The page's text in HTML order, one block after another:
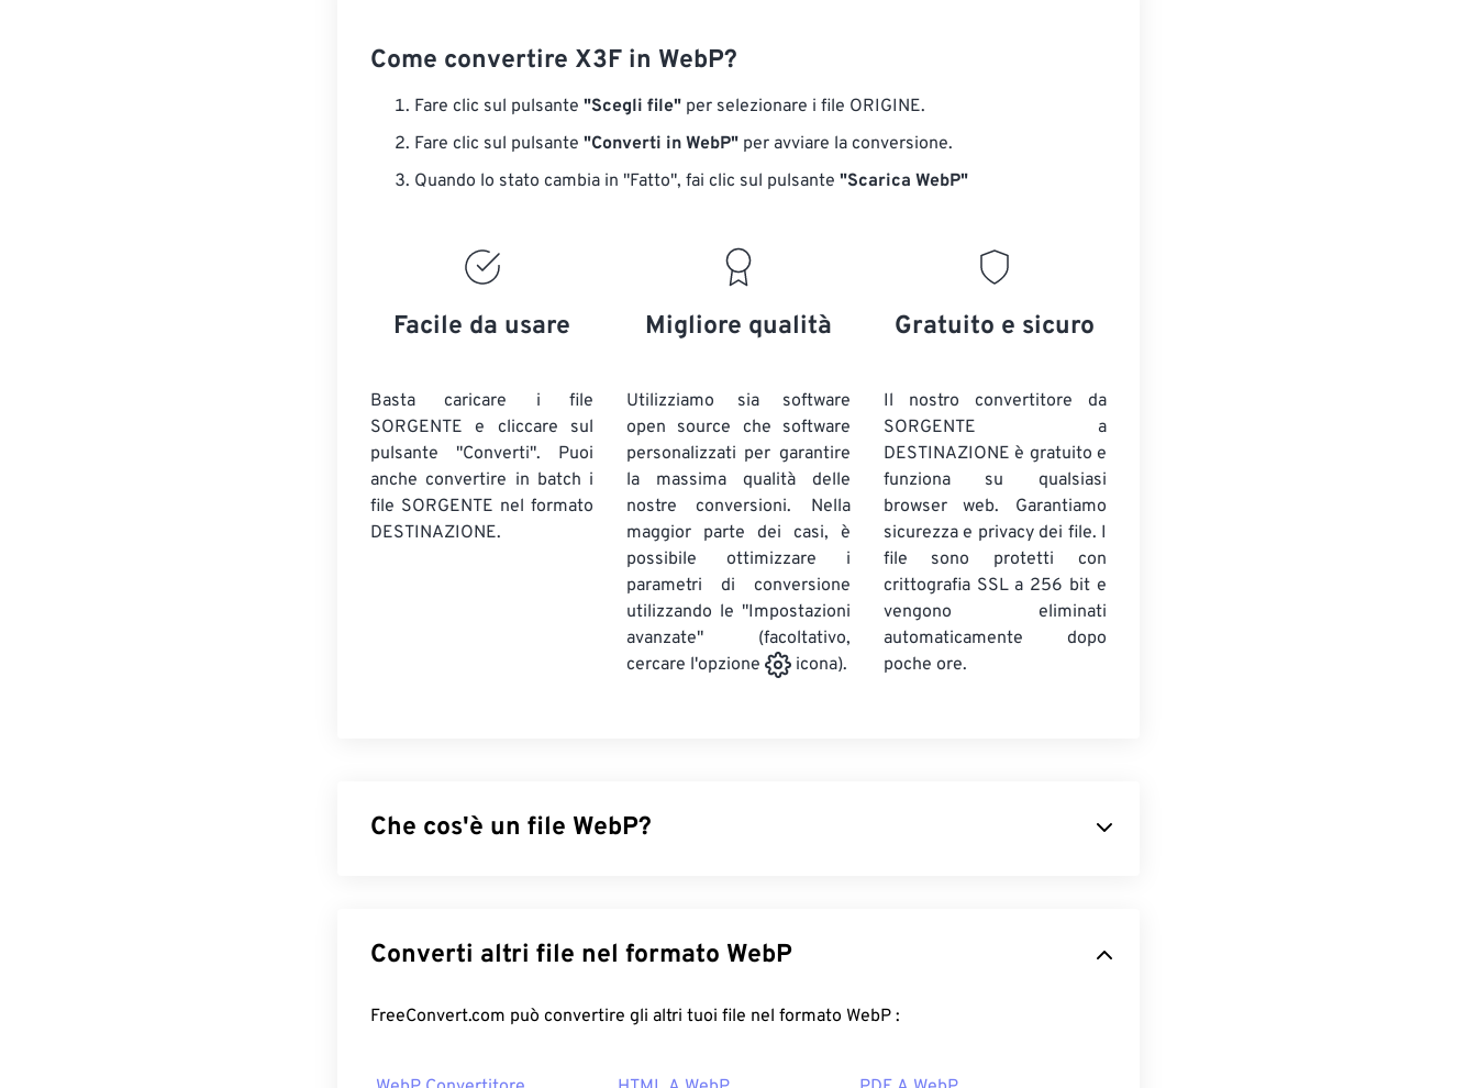
Come convertire X3F in WebP?
Fare clic sul pulsante "Scegli file" per selezionare i file ORIGINE.
Fare clic sul pulsante "Converti in WebP" per avviare la conversione.
Quando lo stato cambia in "Fatto", fai clic sul pulsante "Scarica WebP"
Facile da usare
Basta caricare i file
SORGENTE e cliccare sul
pulsante "Converti". Puoi
anche convertire in batch i
file SORGENTE nel formato
DESTINAZIONE.
Migliore qualità
Utilizziamo sia software
open source che software
personalizzati per garantire
la massima qualità delle
nostre conversioni. Nella
maggior parte dei casi, è
possibile ottimizzare i
parametri di conversione
utilizzando le "Impostazioni
avanzate" (facoltativo,
cercare l'opzione
icona).
Gratuito e sicuro
Il nostro convertitore da
SORGENTE a
DESTINAZIONE è gratuito e
funziona su qualsiasi
browser web. Garantiamo
sicurezza e privacy dei file. I
file sono protetti con
crittografia SSL a 256 bit e
vengono eliminati
automaticamente dopo
poche ore.
Che cos'è un file WebP?
piccole dei file
JPEG (JPG) Portable Network Graphics (PNG)
Le immagini WebP si caricano rapidamente su pagine web e applicazioni mobili.
Come aprire un file WebP?
Converti altri file nel formato WebP
FreeConvert.com può convertire gli altri tuoi file nel formato WebP :